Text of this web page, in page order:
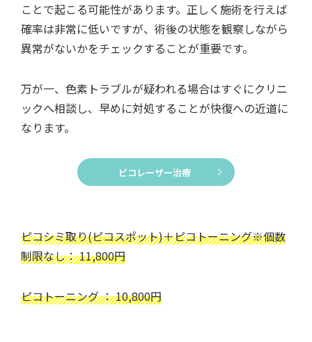
ことで起こる可能性があります。正しく施術を行えば
確率は非常に低いですが、術後の状態を観察しながら
異常がないかをチェックすることが重要です。
万が一、色素トラブルが疑われる場合はすぐにクリニ
ックへ相談し、早めに対処することが快復への近道に
なります。
ピコレーザー治療
ピコシミ取り(ピコスポット)＋ピコトーニング※個数
制限なし： 11,800円
ピコトーニング ： 10,800円